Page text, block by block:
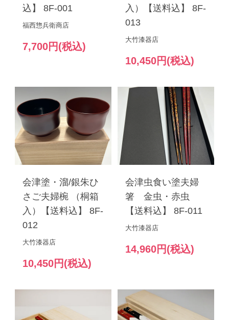
込】 8F-001
福西惣兵衛商店
7,700円(税込)
入）【送料込】 8F-
013
大竹漆器店
10,450円(税込)
会津塗・溜/銀朱ひ
さご夫婦椀 （桐箱
入）【送料込】 8F-
012
大竹漆器店
10,450円(税込)
会津虫食い塗夫婦
箸 金虫・赤虫
【送料込】 8F-011
大竹漆器店
14,960円(税込)